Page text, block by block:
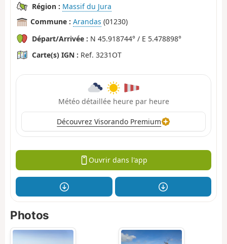
Région : Massif du Jura
Commune : Arandas (01230)
Départ/Arrivée : N 45.918744° / E 5.478898°
Carte(s) IGN : Ref. 3231OT
Météo détaillée heure par heure
Découvrez Visorando Premium
Ouvrir dans l'app
Photos